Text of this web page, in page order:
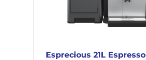
Esprecious 21L Espresso